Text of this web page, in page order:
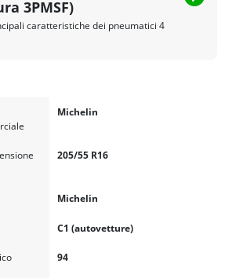
3PMSF)
caratteristiche dei pneumatici 4
Michelin
205/55 R16
Michelin
C1 (autovetture)
94